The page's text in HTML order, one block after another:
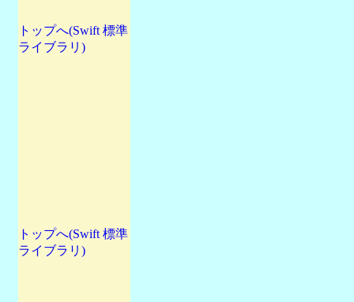
トップへ(Swift 標準
ライブラリ)
トップへ(Swift 標準
ライブラリ)